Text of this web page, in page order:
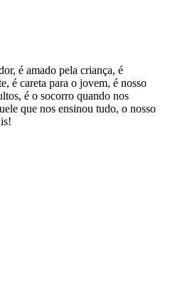
é amado pela criança, é
é careta para o jovem, é nosso
é o socorro quando nos
que nos ensinou tudo, o nosso